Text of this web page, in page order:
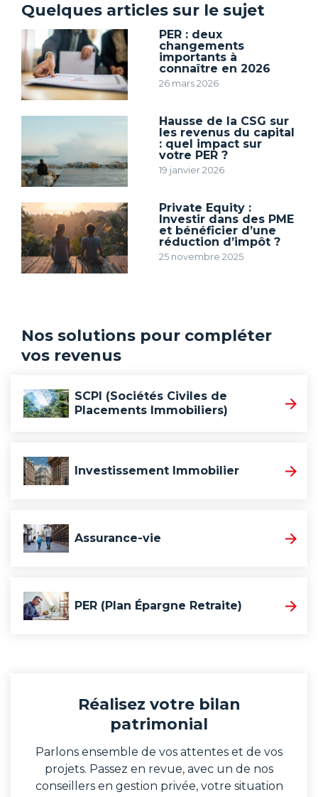
Quelques articles sur le sujet
PER : deux
changements
importants à
connaître en 2026
26 mars 2026
Hausse de la CSG sur
les revenus du capital
: quel impact sur
votre PER ?
19 janvier 2026
Private Equity :
Investir dans des PME
et bénéficier d’une
réduction d’impôt ?
25 novembre 2025
Nos solutions pour compléter
vos revenus
SCPI (Sociétés Civiles de
Placements Immobiliers)
Investissement Immobilier
Assurance-vie
PER (Plan Épargne Retraite)
Réalisez votre bilan
patrimonial
Parlons ensemble de vos attentes et de vos
projets. Passez en revue, avec un de nos
conseillers en gestion privée, votre situation